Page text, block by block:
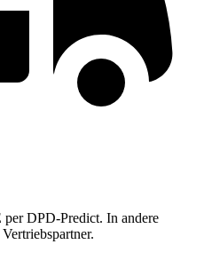
DPD-Predict. In andere